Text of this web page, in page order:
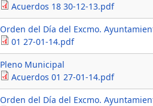
Acuerdos 18 30-12-13.pdf
Orden del Día del Excmo.
01 27-01-14.pdf
Pleno Municipal
Acuerdos 01 27-01-14.pdf
Orden del Día del Excmo.